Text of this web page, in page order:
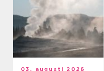
03. augusti 2026